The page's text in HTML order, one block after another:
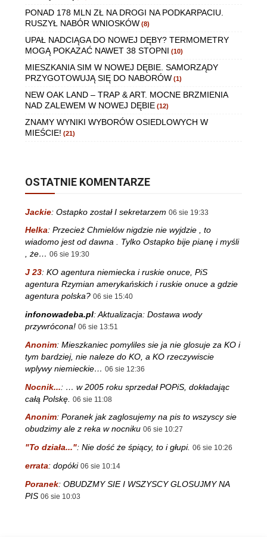
PONAD 178 MLN ZŁ NA DROGI NA PODKARPACIU.
RUSZYŁ NABÓR WNIOSKÓW (8)
UPAŁ NADCIĄGA DO NOWEJ DĘBY? TERMOMETRY
MOGĄ POKAZAĆ NAWET 38 STOPNI (10)
MIESZKANIA SIM W NOWEJ DĘBIE. SAMORZĄDY
PRZYGOTOWUJĄ SIĘ DO NABORÓW (1)
NEW OAK LAND – TRAP & ART. MOCNE BRZMIENIA
NAD ZALEWEM W NOWEJ DĘBIE (12)
ZNAMY WYNIKI WYBORÓW OSIEDLOWYCH W
MIEŚCIE! (21)
OSTATNIE KOMENTARZE
Jackie: Ostapko został I sekretarzem 06 sie 19:33
Helka: Przecież Chmielów nigdzie nie wyjdzie , to
wiadomo jest od dawna . Tylko Ostapko bije pianę i myśli
, że… 06 sie 19:30
J 23: KO agentura niemiecka i ruskie onuce, PiS
agentura Rzymian amerykańskich i ruskie onuce a gdzie
agentura polska? 06 sie 15:40
infonowadeba.pl:Aktualizacja: Dostawa wody
przywrócona! 06 sie 13:51
Anonim: Mieszkaniec pomyliles sie ja nie glosuje za KO i
tym bardziej, nie naleze do KO, a KO rzeczywiscie
wplywy niemieckie… 06 sie 12:36
Nocnik...: … w 2005 roku sprzedał POPiS, dokładając
całą Polskę. 06 sie 11:08
Anonim: Poranek jak zaglosujemy na pis to wszyscy sie
obudzimy ale z reka w nocniku 06 sie 10:27
"To działa...": Nie dość że śpiący, to i głupi. 06 sie 10:26
errata: dopóki 06 sie 10:14
Poranek: OBUDZMY SIE I WSZYSCY GLOSUJMY NA
PIS 06 sie 10:03